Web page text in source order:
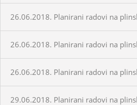
26.06.2018. Planirani radovi na
26.06.2018. Planirani radovi na
26.06.2018. Planirani radovi na
29.06.2018. Planirani radovi na